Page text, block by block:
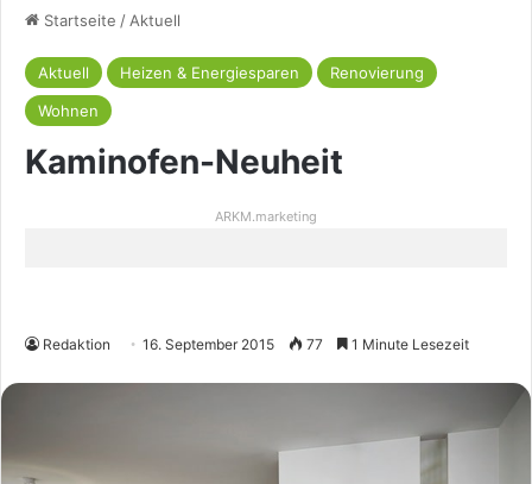
Startseite / Aktuell
Aktuell Heizen & Energiesparen
Renovierung
Wohnen
Kaminofen-Neuheit
ARKM.marketing
Redaktion 16. September 2015 77 1 Minute Lesezeit